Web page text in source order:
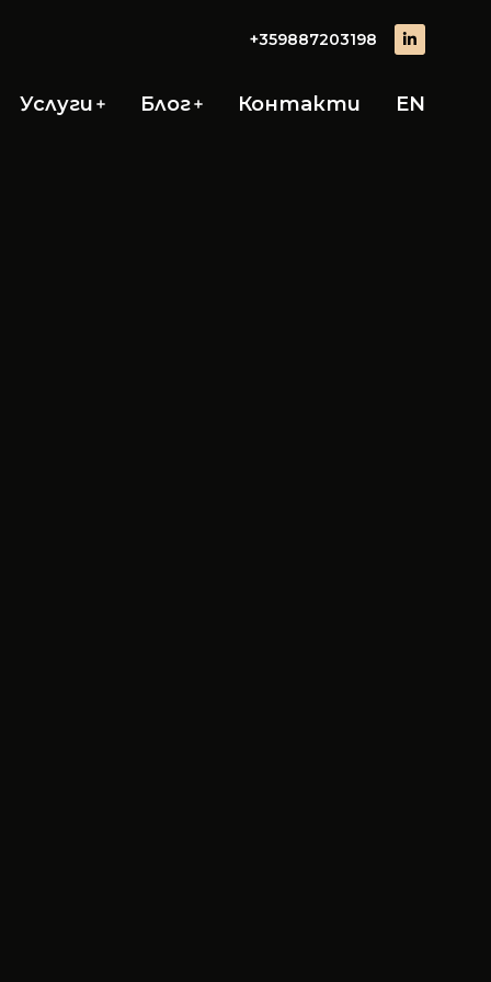
+359887203198
Услуги Блог Контакти EN